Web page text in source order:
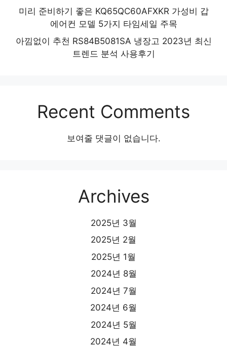
미리 준비하기 좋은 KQ65QC60AFXKR 가성비 갑
에어컨 모델 5가지 타임세일 주목
아낌없이 추천 RS84B5081SA 냉장고 2023년 최신
트렌드 분석 사용후기
Recent Comments
보여줄 댓글이 없습니다.
Archives
2025년 3월
2025년 2월
2025년 1월
2024년 8월
2024년 7월
2024년 6월
2024년 5월
2024년 4월